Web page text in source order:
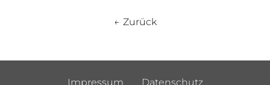
← Zurück
Impressum Datenschutz